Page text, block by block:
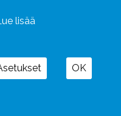
lisää
OK